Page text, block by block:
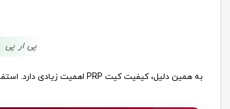
پی ار پی
به همین دلیل، کیفیت کیت PRP اهمیت زیادی دارد. استفاده از کیت های استاندارد و باکیفیت به حفظ شرایط استریل نمونه، جداسازی دقیق تر پلاکت ها و افزایش اثربخشی درمان کمک می کند.